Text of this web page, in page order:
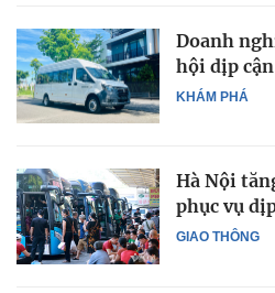
KHÁM PHÁ
Doanh
hội dịp
GIAO THÔNG
Hà Nội
phục vụ